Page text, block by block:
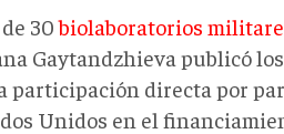
30biolaboratorios
Gaytandzhieva publicó los
participación directa por
Unidos en el